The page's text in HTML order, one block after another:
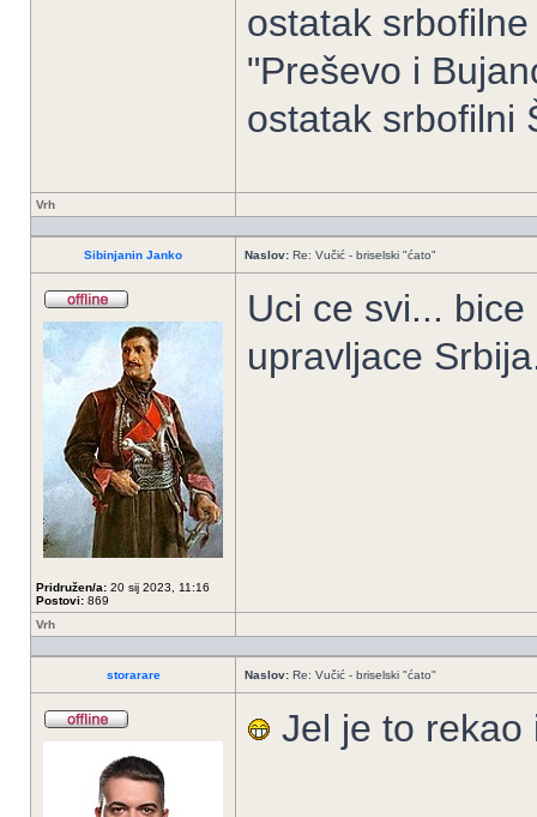
ostatak
"Preševo i
ostatak srbofilni
Vrh
Sibinjanin Janko Naslov: Re: Vučić - briselski "ćato"
Pridružen/a: 20 sij 2023, 11:16
Postovi: 869
Uci ce svi...
upravljace
Vrh
storarare Naslov: Re: Vučić - briselski "ćato"
Jel je to rekao